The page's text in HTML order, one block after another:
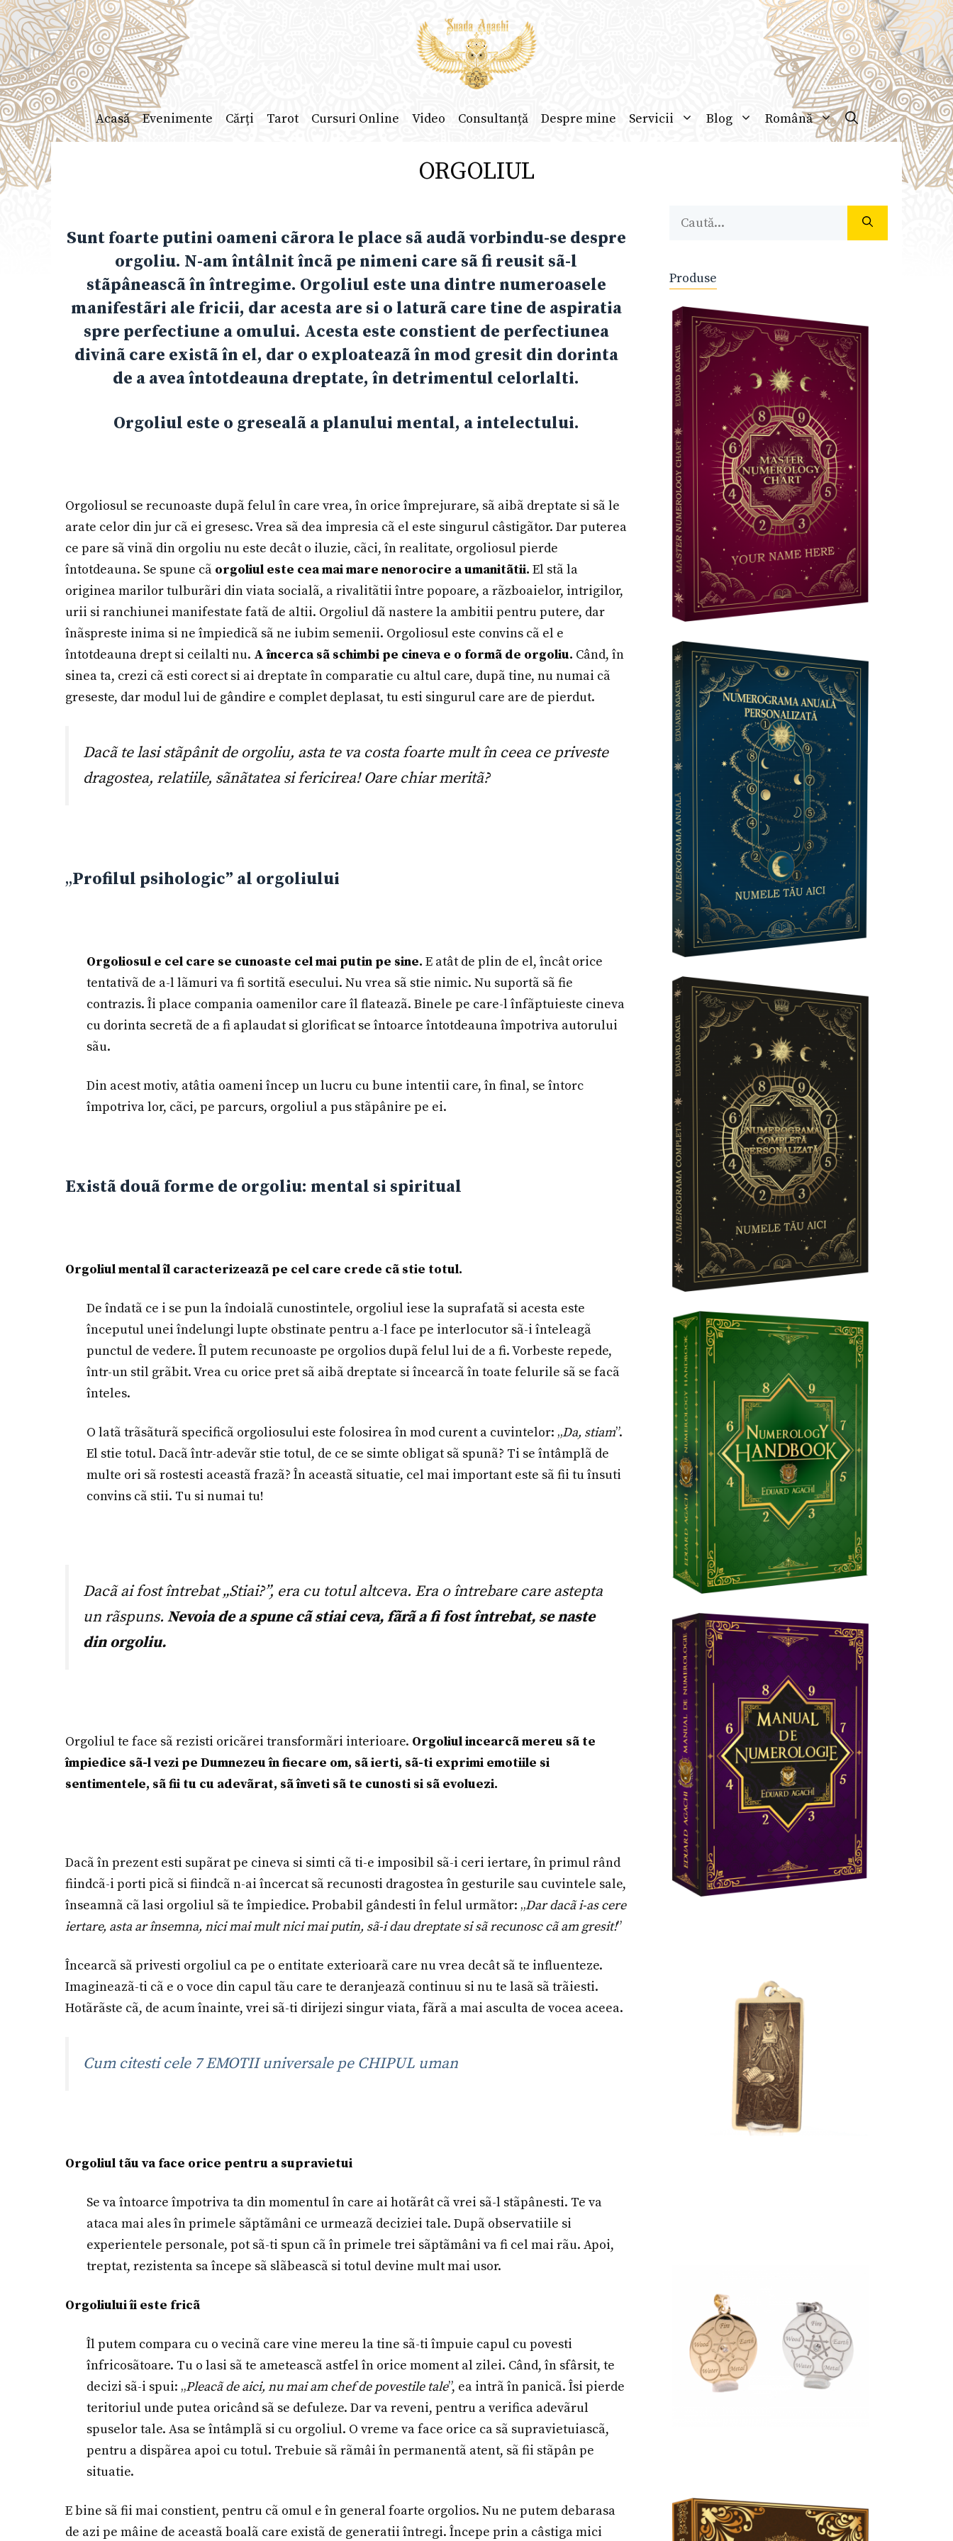
Sari
la
conținut
Acasă Evenimente Cărți Tarot Cursuri Online Video Consultanță Despre mine Servicii Blog Română
ORGOLIUL
Sunt foarte putini oameni cãrora le place sã audã vorbindu-se despre
orgoliu. N-am întâlnit încã pe nimeni care sã fi reusit sã-l
stãpâneascã în întregime. Orgoliul este una dintre numeroasele
manifestãri ale fricii, dar acesta are si o laturã care tine de aspiratia
spre perfectiune a omului. Acesta este constient de perfectiunea
divinã care existã în el, dar o exploateazã în mod gresit din dorinta
de a avea întotdeauna dreptate, în detrimentul celorlalti.
Orgoliul este o gresealã a planului mental, a intelectului.
Orgoliosul se recunoaste dupã felul în care vrea, în orice împrejurare, sã aibã dreptate si sã le
arate celor din jur cã ei gresesc. Vrea sã dea impresia cã el este singurul câstigãtor. Dar puterea
ce pare sã vinã din orgoliu nu este decât o iluzie, cãci, în realitate, orgoliosul pierde
întotdeauna. Se spune cã orgoliul este cea mai mare nenorocire a umanitãtii. El stã la
originea marilor tulburãri din viata socialã, a rivalitãtii între popoare, a rãzboaielor, intrigilor,
urii si ranchiunei manifestate fatã de altii. Orgoliul dã nastere la ambitii pentru putere, dar
înãspreste inima si ne împiedicã sã ne iubim semenii. Orgoliosul este convins cã el e
întotdeauna drept si ceilalti nu. A încerca sã schimbi pe cineva e o formã de orgoliu. Când, în
sinea ta, crezi cã esti corect si ai dreptate în comparatie cu altul care, dupã tine, nu numai cã
greseste, dar modul lui de gândire e complet deplasat, tu esti singurul care are de pierdut.
Dacã te lasi stãpânit de orgoliu, asta te va costa foarte mult în ceea ce priveste
dragostea, relatiile, sãnãtatea si fericirea! Oare chiar meritã?
„Profilul psihologic” al orgoliului
Orgoliosul e cel care se cunoaste cel mai putin pe sine. E atât de plin de el, încât orice
tentativã de a-l lãmuri va fi sortitã esecului. Nu vrea sã stie nimic. Nu suportã sã fie
contrazis. Îi place compania oamenilor care îl flateazã. Binele pe care-l înfãptuieste cineva
cu dorinta secretã de a fi aplaudat si glorificat se întoarce întotdeauna împotriva autorului
sãu.
Din acest motiv, atâtia oameni încep un lucru cu bune intentii care, în final, se întorc
împotriva lor, cãci, pe parcurs, orgoliul a pus stãpânire pe ei.
Existã douã forme de orgoliu: mental si spiritual
Orgoliul mental îl caracterizeazã pe cel care crede cã stie totul.
De îndatã ce i se pun la îndoialã cunostintele, orgoliul iese la suprafatã si acesta este
începutul unei îndelungi lupte obstinate pentru a-l face pe interlocutor sã-i înteleagã
punctul de vedere. Îl putem recunoaste pe orgolios dupã felul lui de a fi. Vorbeste repede,
într-un stil grãbit. Vrea cu orice pret sã aibã dreptate si încearcã în toate felurile sã se facã
înteles.
O latã trãsãturã specificã orgoliosului este folosirea în mod curent a cuvintelor: „Da, stiam”.
El stie totul. Dacã într-adevãr stie totul, de ce se simte obligat sã spunã? Ti se întâmplã de
multe ori sã rostesti aceastã frazã? În aceastã situatie, cel mai important este sã fii tu însuti
convins cã stii. Tu si numai tu!
Dacã ai fost întrebat „Stiai?”, era cu totul altceva. Era o întrebare care astepta
un rãspuns. Nevoia de a spune cã stiai ceva, fãrã a fi fost întrebat, se naste
din orgoliu.
Orgoliul te face sã rezisti oricãrei transformãri interioare. Orgoliul incearcã mereu sã te
împiedice sã-l vezi pe Dumnezeu în fiecare om, sã ierti, sã-ti exprimi emotiile si
sentimentele, sã fii tu cu adevãrat, sã înveti sã te cunosti si sã evoluezi.
Dacã în prezent esti supãrat pe cineva si simti cã ti-e imposibil sã-i ceri iertare, în primul rând
fiindcã-i porti picã si fiindcã n-ai încercat sã recunosti dragostea în gesturile sau cuvintele sale,
înseamnã cã lasi orgoliul sã te împiedice. Probabil gândesti în felul urmãtor: „Dar dacã i-as cere
iertare, asta ar însemna, nici mai mult nici mai putin, sã-i dau dreptate si sã recunosc cã am gresit!”
Încearcã sã privesti orgoliul ca pe o entitate exterioarã care nu vrea decât sã te influenteze.
Imagineazã-ti cã e o voce din capul tãu care te deranjeazã continuu si nu te lasã sã trãiesti.
Hotãrãste cã, de acum înainte, vrei sã-ti dirijezi singur viata, fãrã a mai asculta de vocea aceea.
Cum citesti cele 7 EMOTII universale pe CHIPUL uman
Orgoliul tãu va face orice pentru a supravietui
Se va întoarce împotriva ta din momentul în care ai hotãrât cã vrei sã-l stãpânesti. Te va
ataca mai ales în primele sãptãmâni ce urmeazã deciziei tale. Dupã observatiile si
experientele personale, pot sã-ti spun cã în primele trei sãptãmâni va fi cel mai rãu. Apoi,
treptat, rezistenta sa începe sã slãbeascã si totul devine mult mai usor.
Orgoliului îi este fricã
Îl putem compara cu o vecinã care vine mereu la tine sã-ti împuie capul cu povesti
înfricosãtoare. Tu o lasi sã te ameteascã astfel în orice moment al zilei. Când, în sfârsit, te
decizi sã-i spui: „Pleacã de aici, nu mai am chef de povestile tale”, ea intrã în panicã. Îsi pierde
teritoriul unde putea oricând sã se defuleze. Dar va reveni, pentru a verifica adevãrul
spuselor tale. Asa se întâmplã si cu orgoliul. O vreme va face orice ca sã supravietuiascã,
pentru a dispãrea apoi cu totul. Trebuie sã rãmâi în permanentã atent, sã fii stãpân pe
situatie.
E bine sã fii mai constient, pentru cã omul e în general foarte orgolios. Nu ne putem debarasa
de azi pe mâine de aceastã boalã care existã de generatii întregi. Începe prin a câstiga mici
Caută
Produse